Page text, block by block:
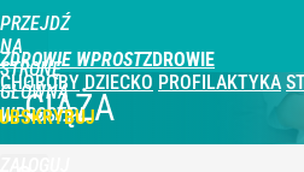
PRZEJDŹ
NA
STRONĘ
GŁÓWNĄ
WPROST.PL
ZDROWIE WPROST
CHOROBY DZIECKO PROFILAKTYKA
CIĄŻA